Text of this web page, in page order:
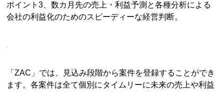
ポイント3、数カ月先の売上・利益予測と各種分析による
会社の利益化のためのスピーディーな経営判断。
「ZAC」では、見込み段階から案件を登録することができ
ます。各案件は全て個別にタイムリーに未来の売上や利益